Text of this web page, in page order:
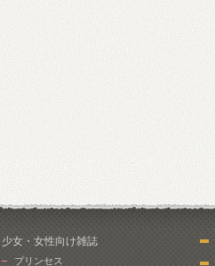
少女・女性向け雑誌
プリンセス